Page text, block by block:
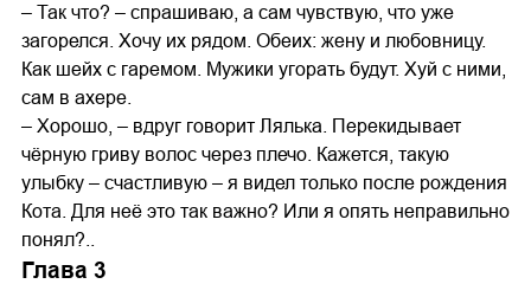
– Так что? – спрашиваю, а сам чувствую, что уже
загорелся. Хочу их рядом. Обеих: жену и любовницу.
Как шейх с гаремом. Мужики угорать будут. Хуй с ними,
сам в ахере.
– Хорошо, – вдруг говорит Лялька. Перекидывает
чёрную гриву волос через плечо. Кажется, такую
улыбку – счастливую – я видел только после рождения
Кота. Для неё это так важно? Или я опять неправильно
понял?..
Глава 3